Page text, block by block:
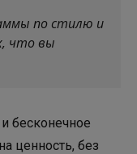
по стилю и
что вы
бесконечное
ценность, без